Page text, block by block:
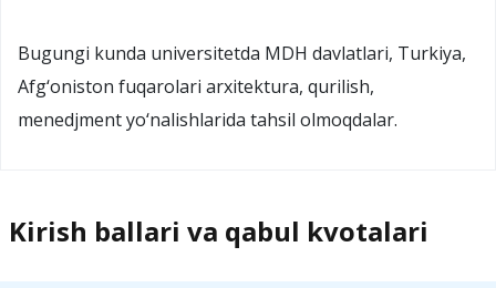
Bugungi kunda universitetda MDH davlatlari, Turkiya,
Afg‘oniston fuqarolari arxitektura, qurilish,
menedjment yo‘nalishlarida tahsil olmoqdalar.
Kirish ballari va qabul kvotalari